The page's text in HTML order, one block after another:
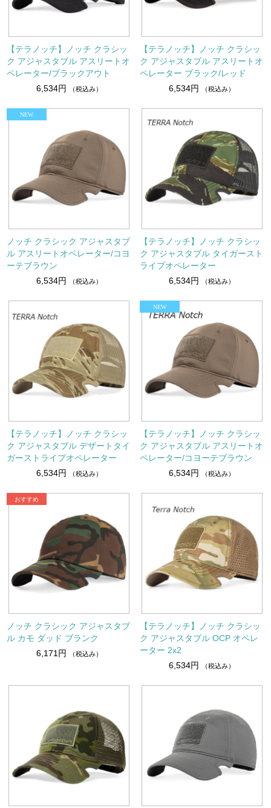
【テラノッチ】ノッチ クラシッ
ク アジャスタブル アスリートオ
ペレーター/ブラックアウト
6,534円
（税込み）
【テラノッチ】ノッチ クラシッ
ク アジャスタブル アスリートオ
ペレーター ブラック/レッド
6,534円
（税込み）
ノッチ クラシック アジャスタブ
ル アスリートオペレーター/コヨ
ーテブラウン
6,534円
（税込み）
【テラノッチ】ノッチ クラシッ
ク アジャスタブル タイガースト
ライプオペレーター
6,534円
（税込み）
【テラノッチ】ノッチ クラシッ
ク アジャスタブル デザートタイ
ガーストライプオペレーター
6,534円
（税込み）
【テラノッチ】ノッチ クラシッ
ク アジャスタブル アスリートオ
ペレーター/コヨーテブラウン
6,534円
（税込み）
ノッチ クラシック アジャスタブ
ル カモ ダッド ブランク
6,171円
（税込み）
【テラノッチ】ノッチ クラシッ
ク アジャスタブル OCP オペレ
ーター 2x2
6,534円
（税込み）